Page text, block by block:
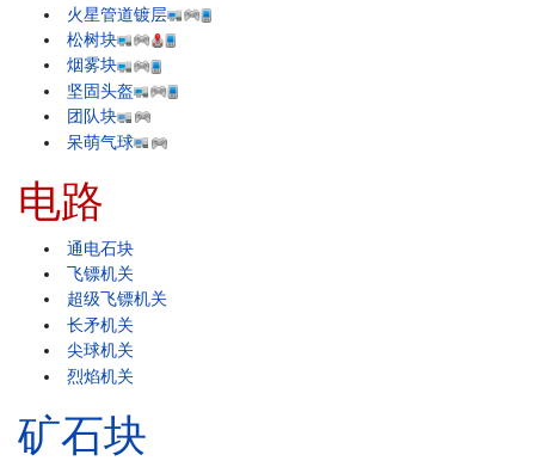
火星管道镀层
松树块
烟雾块
坚固头盔
团队块
呆萌气球
电路
通电石块
飞镖机关
超级飞镖机关
长矛机关
尖球机关
烈焰机关
矿石块